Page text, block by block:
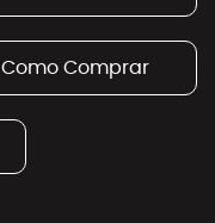
Como Comprar